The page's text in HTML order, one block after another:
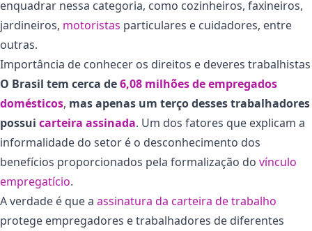
enquadrar nessa categoria, como cozinheiros, faxineiros,
jardineiros, motoristas particulares e cuidadores, entre
outras.
Importância de conhecer os direitos e deveres trabalhistas
O Brasil tem cerca de6,08 milhões de empregados
domésticos, mas apenas um terço desses trabalhadores
possui carteira assinada. Um dos fatores que explicam a
informalidade do setor é o desconhecimento dos
benefícios proporcionados pela formalização do vínculo
empregatício.
A verdade é que a assinatura da carteira de trabalho
protege empregadores e trabalhadores de diferentes